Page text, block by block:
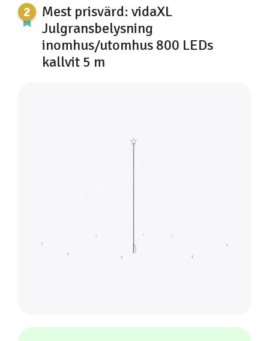
Mest prisvärd: vidaXL
Julgransbelysning
inomhus/utomhus 800 LEDs
kallvit 5 m